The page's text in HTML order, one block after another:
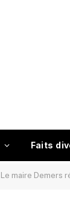
Faits
Le maire Demers